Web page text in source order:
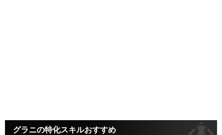
グラニの特化スキルおすすめ